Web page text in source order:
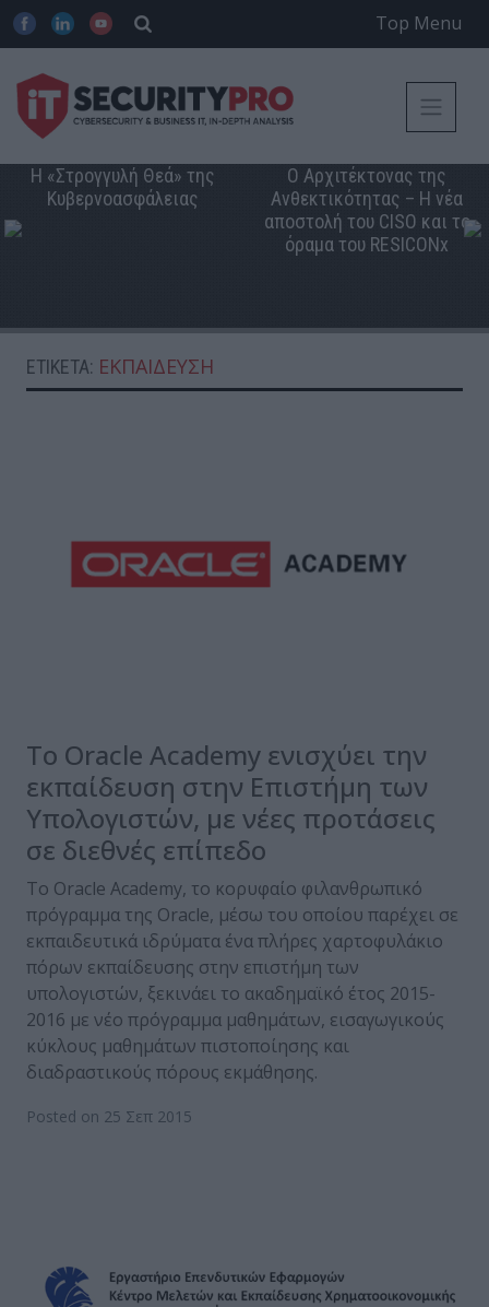
Top Menu
Η «Στρογγυλή Θεά» της
Κυβερνοασφάλειας
Ο Αρχιτέκτονας της
Ανθεκτικότητας – Η νέα
αποστολή του CISO και το
όραμα του RESICONx
ΕΤΙΚΈΤΑ: ΕΚΠΑΊΔΕΥΣΗ
Το Oracle Academy ενισχύει την
εκπαίδευση στην Επιστήμη των
Υπολογιστών, με νέες προτάσεις
σε διεθνές επίπεδο
Το Oracle Academy, το κορυφαίο φιλανθρωπικό
πρόγραμμα της Oracle, μέσω του οποίου παρέχει σε
εκπαιδευτικά ιδρύματα ένα πλήρες χαρτοφυλάκιο
πόρων εκπαίδευσης στην επιστήμη των
υπολογιστών, ξεκινάει το ακαδημαϊκό έτος 2015-
2016 με νέο πρόγραμμα μαθημάτων, εισαγωγικούς
κύκλους μαθημάτων πιστοποίησης και
διαδραστικούς πόρους εκμάθησης.
Posted on 25 Σεπ 2015